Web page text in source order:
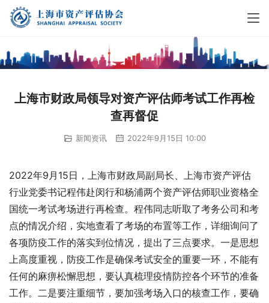
上海市财政局领导对资产评估师考试工作再检
查再督促
新闻资讯 2022年9月15日 10:00
2022年9月15日，上海市财政局副局长、上海市资产评估
行业党委书记程伟赴闵行和杨浦两个资产评估师职业资格全
国统一考试考场进行再检查。程伟同志听取了考务公司和考
点的情况介绍，实地查看了考场的布置等工作，详细询问了
各项防疫工作的落实到位情况，提出了三点要求。一是思想
上高度重视，防疫工作是确保考试安全的重要一环，不能有
任何的麻痹松懈思想，要认真梳理疫情防控各个环节的准备
工作。二是要注重细节，要加强考场入口的核查工作，要确